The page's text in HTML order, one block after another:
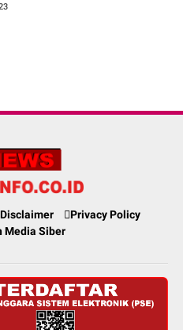
Disclaimer
Privacy Policy
Media Siber